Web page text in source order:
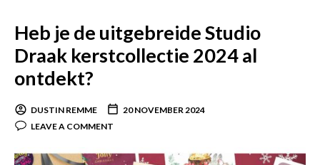
Heb je de uitgebreide Studio
Draak kerstcollectie 2024 al
ontdekt?
DUSTIN REMME
20 NOVEMBER 2024
LEAVE A COMMENT